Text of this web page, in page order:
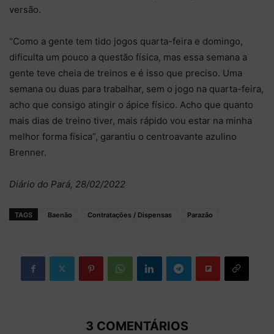
versão.
“Como a gente tem tido jogos quarta-feira e domingo,
dificulta um pouco a questão física, mas essa semana a
gente teve cheia de treinos e é isso que preciso. Uma
semana ou duas para trabalhar, sem o jogo na quarta-feira,
acho que consigo atingir o ápice físico. Acho que quanto
mais dias de treino tiver, mais rápido vou estar na minha
melhor forma física”, garantiu o centroavante azulino
Brenner.
Diário do Pará, 28/02/2022
TAGS Baenão Contratações / Dispensas Parazão
3 COMENTÁRIOS